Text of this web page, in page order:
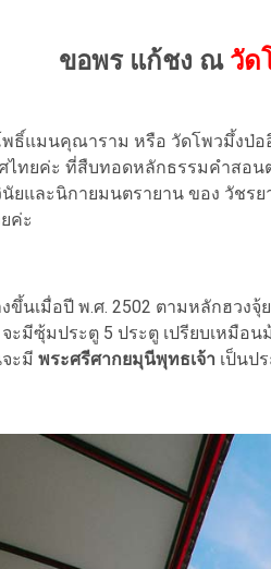
ขอพร แก้ชง ณ วัด
แมนคุณาราม หรือ วัดโพวมึ้งป่อ
ไทยค่ะ ที่สืบทอดหลักธรรมคำสอน
ยและนิกายมนตรายาน ของ วัชร
ค่ะ
นเมื่อปี พ.ศ. 2502 ตามหลักฮวงจุ้
จะมีซุ้มประตู 5 ประตู เปรียบเหมือ
ะมี พระศรีศากยมุนีพุทธเจ้า เป็นป